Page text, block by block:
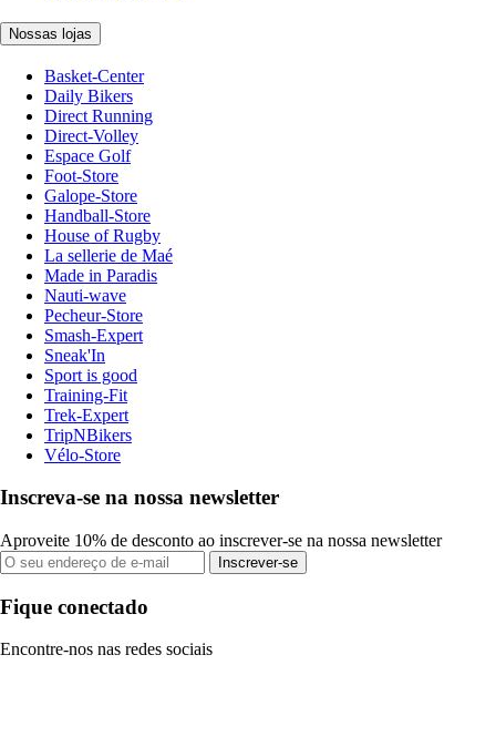
Nossas lojas
Basket-Center
Daily Bikers
Direct Running
Direct-Volley
Espace Golf
Foot-Store
Galope-Store
Handball-Store
House of Rugby
La sellerie de Maé
Made in Paradis
Nauti-wave
Pecheur-Store
Smash-Expert
Sneak'In
Sport is good
Training-Fit
Trek-Expert
TripNBikers
Vélo-Store
Inscreva-se na nossa newsletter
Aproveite 10% de desconto ao inscrever-se na nossa newsletter
Inscrever-se
Fique conectado
Encontre-nos nas redes sociais